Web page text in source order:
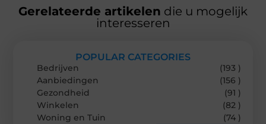
Gerelateerde artikelen die u mogelijk
interesseren
POPULAR CATEGORIES
Bedrijven
(193 )
Aanbiedingen
(156 )
Gezondheid
(91 )
Winkelen
(82 )
Woning en Tuin
(74 )